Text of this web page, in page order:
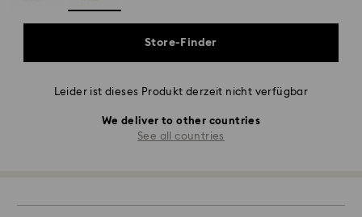
Store-Finder
Leider ist dieses Produkt derzeit nicht verfügbar
We deliver to other countries
See all countries